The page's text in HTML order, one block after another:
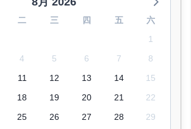
二 三 四 五
六
1
4 5 6 7
8
11 12 13 14
15
18 19 20 21
22
25 26 27 28
29